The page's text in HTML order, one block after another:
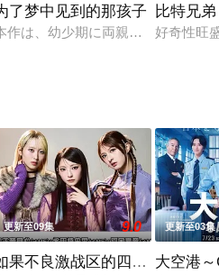
佐子饰是一个生性迷糊又没有理
了梦中见到的那孩子
作は、幼少期に両親を惨殺し、双
比特兄弟
好奇性旺
更新至09集 9.0
果不良激战区的四天王转生成
更新至03集
大空港